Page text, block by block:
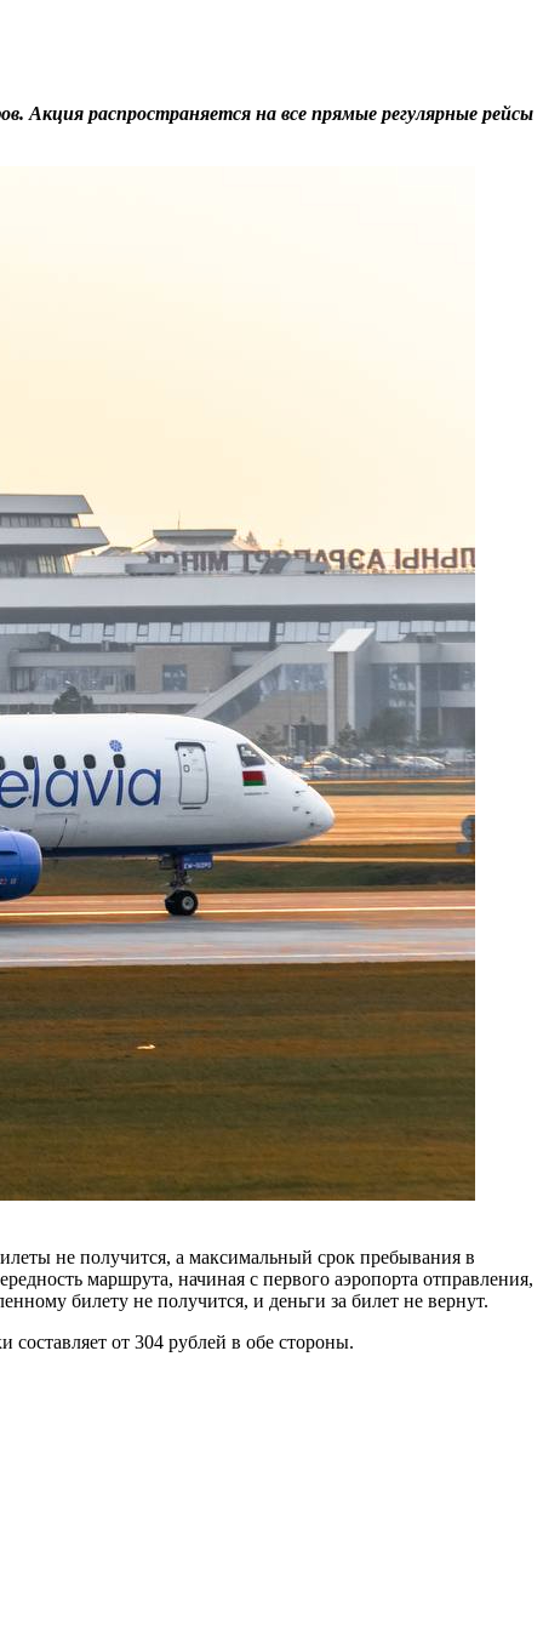
распространяется на все прямые регулярные рейсы
не получится, а максимальный срок пребывания в
маршрута, начиная с первого аэропорта отправления,
билету не получится, и деньги за билет не вернут.
от 304 рублей в обе стороны.